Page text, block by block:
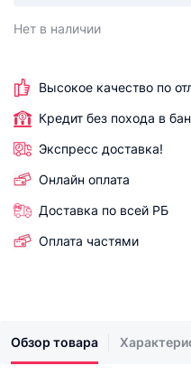
Нет в наличии
Высокое качество по
Кредит без похода в
Экспресс доставка!
Онлайн оплата
Доставка по всей РБ
Оплата частями
Обзор товара